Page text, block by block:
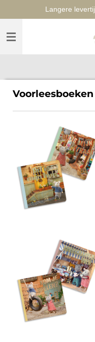
naar
hoofdinhoud
Langere
Voorleesboeken